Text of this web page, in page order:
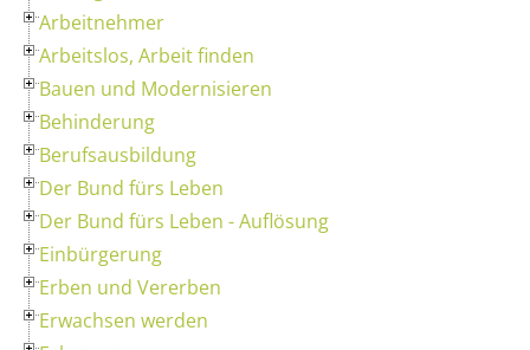
Arbeitnehmer
Arbeitslos, Arbeit finden
Bauen und Modernisieren
Behinderung
Berufsausbildung
Der Bund fürs Leben
Der Bund fürs Leben - Auflösung
Einbürgerung
Erben und Vererben
Erwachsen werden